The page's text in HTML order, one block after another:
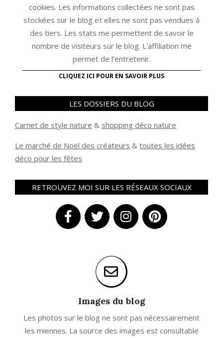
cookies. Les informations collectées ne sont pas
stockées sur le blog et elles ne sont pas vendues à
des tiers. Les stats me permettent de savoir le
nombre de visiteurs sur le blog. L'affiliation me
permet de l'entretenir.
CLIQUEZ ICI POUR EN SAVOIR PLUS
LES DOSSIERS DU BLOG
Carnet de style nature & shopping déco nature
Le marché de Noël des créateurs & toutes les idées
déco pour les fêtes
RETROUVEZ MOI SUR LES RÉSEAUX SOCIAUX
Images du blog
Les photos sur le blog ne sont pas nécessairement
les miennes. La source des images est consultable